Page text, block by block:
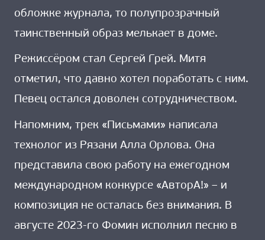
обложке журнала, то полупрозрачный
таинственный образ мелькает в доме.
Режиссёром стал Сергей Грей. Митя
отметил, что давно хотел поработать с ним.
Певец остался доволен сотрудничеством.
Напомним, трек «Письмами» написала
технолог из Рязани Алла Орлова. Она
представила свою работу на ежегодном
международном конкурсе «АвторА!» – и
композиция не осталась без внимания. В
августе 2023-го Фомин исполнил песню в